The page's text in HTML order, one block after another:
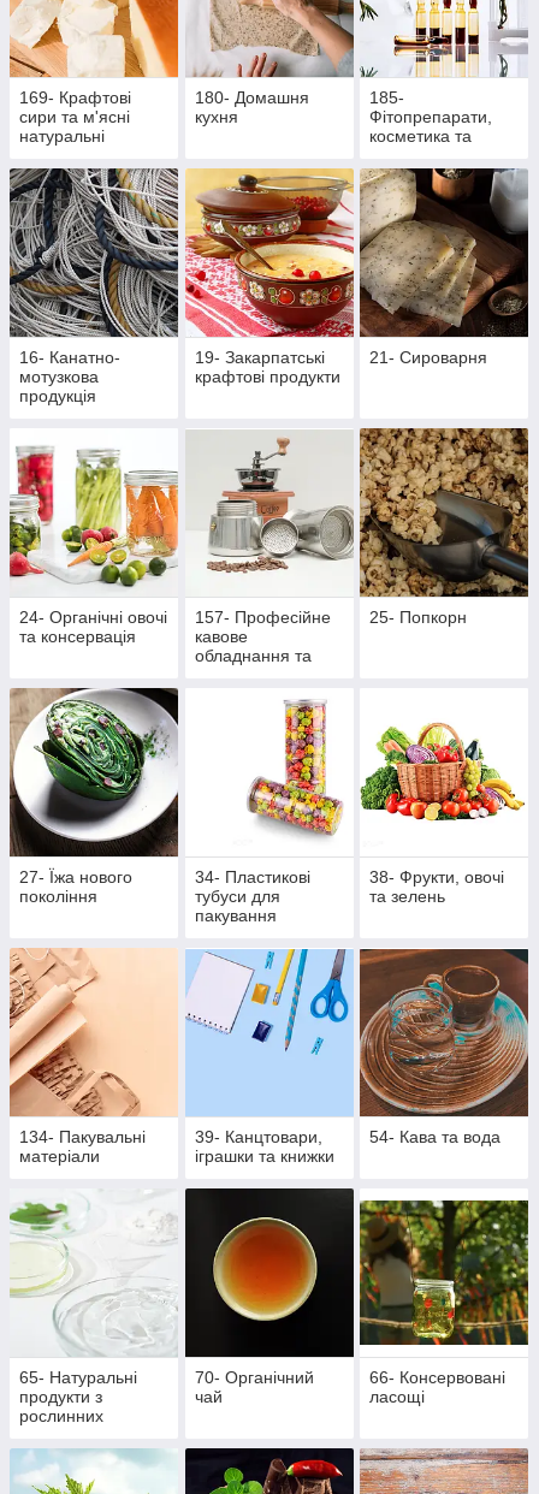
169- Крафтові
сири та м'ясні
натуральні
180- Домашня
кухня
185-
Фітопрепарати,
косметика та
16- Канатно-
мотузкова
продукція
19- Закарпатські
крафтові продукти
21- Сироварня
24- Органічні овочі
та консервація
157- Професійне
кавове
обладнання та
25- Попкорн
27- Їжа нового
покоління
34- Пластикові
тубуси для
пакування
38- Фрукти, овочі
та зелень
134- Пакувальні
матеріали
39- Канцтовари,
іграшки та книжки
54- Кава та вода
65- Натуральні
продукти з
рослинних
70- Органічний
чай
66- Консервовані
ласощі